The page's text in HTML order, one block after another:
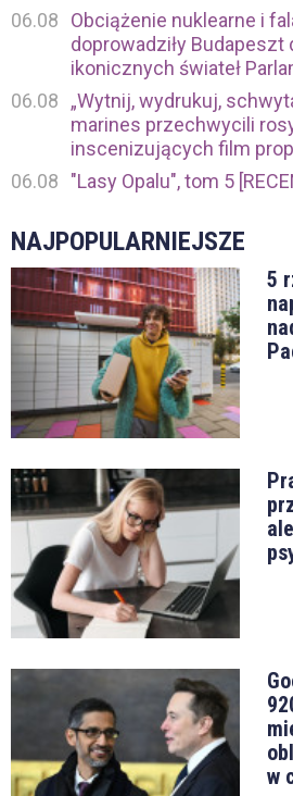
06.08
Obciążenie nuklearne i
doprowadziły Budapeszt
ikonicznych świateł
06.08
„Wytnij, wydrukuj,
marines przechwycili
inscenizujących film
06.08
"Lasy Opalu", tom 5
NAJPOPULARNIEJSZE
5
w